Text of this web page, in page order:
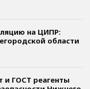
на ЦИПР:
области
ГОСТ реагенты